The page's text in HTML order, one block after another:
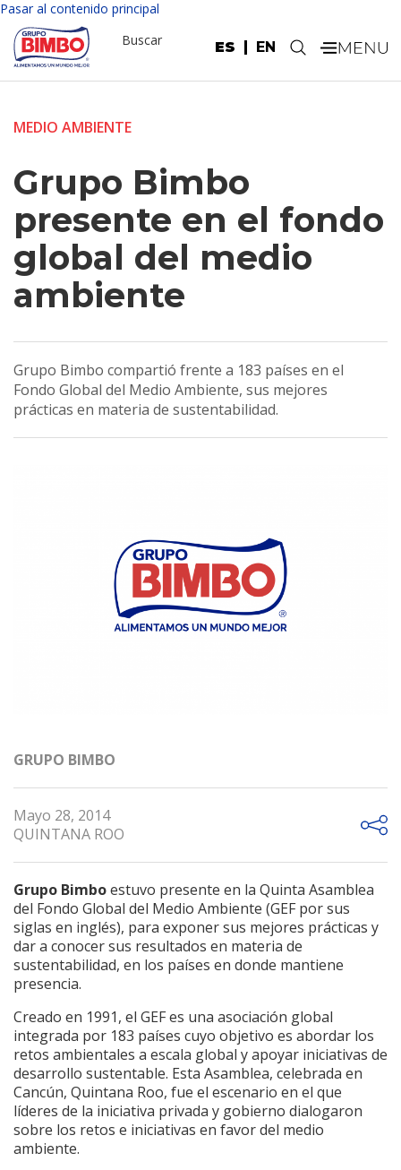
Pasar al contenido principal
ES EN
Buscar .
MEDIO AMBIENTE
Grupo Bimbo
presente en el fondo
global del medio
ambiente
Grupo Bimbo compartió frente a 183 países en el
Fondo Global del Medio Ambiente, sus mejores
prácticas en materia de sustentabilidad.
GRUPO BIMBO
Mayo 28, 2014
QUINTANA ROO
Grupo Bimboestuvo presente en la Quinta Asamblea
del Fondo Global del Medio Ambiente (GEF por sus
siglas en inglés), para exponer sus mejores prácticas y
dar a conocer sus resultados en materia de
sustentabilidad, en los países en donde mantiene
presencia.
Creado en 1991, el GEF es una asociación global
integrada por 183 países cuyo objetivo es abordar los
retos ambientales a escala global y apoyar iniciativas de
desarrollo sustentable. Esta Asamblea, celebrada en
Cancún, Quintana Roo, fue el escenario en el que
líderes de la iniciativa privada y gobierno dialogaron
sobre los retos e iniciativas en favor del medio
ambiente.